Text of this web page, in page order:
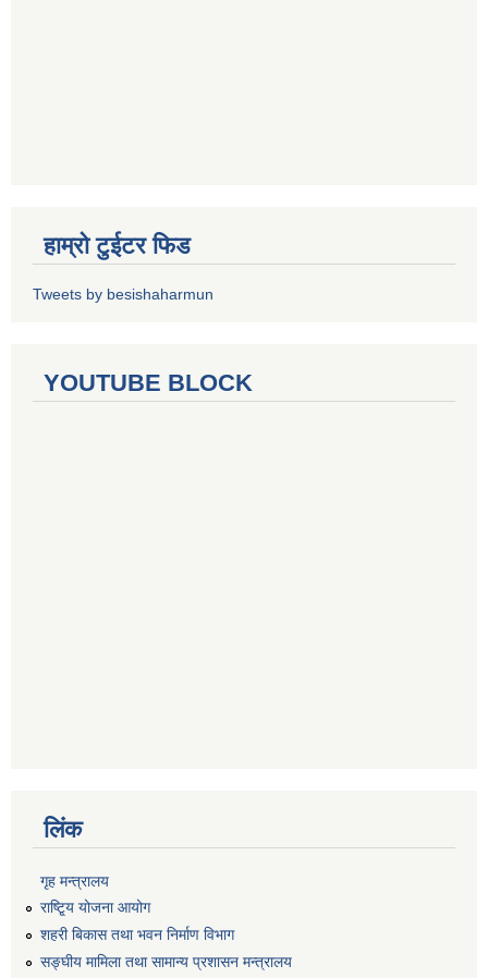
हाम्रो टुईटर फिड
Tweets by besishaharmun
YOUTUBE BLOCK
लिंक
गृह मन्त्रालय
राष्टि्ृय योजना आयोग
शहरी बिकास तथा भवन निर्माण विभाग
सङ्घीय मामिला तथा सामान्य प्रशासन मन्त्रालय